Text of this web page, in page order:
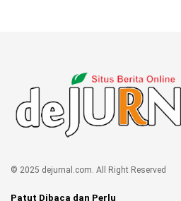
© 2025 dejurnal.com. All Right Reserved
Patut Dibaca dan Perlu